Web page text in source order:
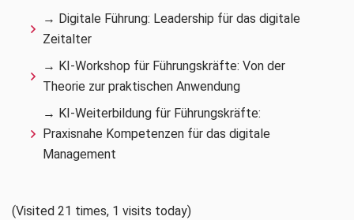
→ Digitale Führung: Leadership für das digitale
Zeitalter
→ KI-Workshop für Führungskräfte: Von der
Theorie zur praktischen Anwendung
→ KI-Weiterbildung für Führungskräfte:
Praxisnahe Kompetenzen für das digitale
Management
(Visited 21 times, 1 visits today)